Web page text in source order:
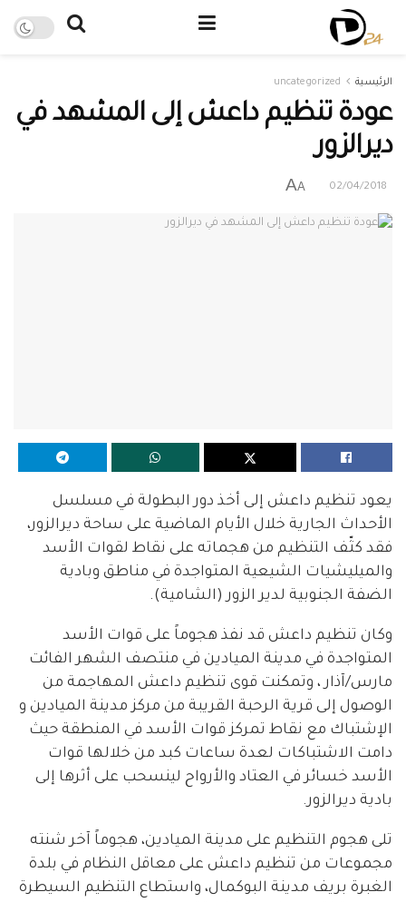
الرئيسية uncategorized
عودة تنظيم داعش إلى المشهد في
ديرالزور
02/04/2018
A
A
يعود تنظيم داعش إلى أخذ دور البطولة في مسلسل
الأحداث الجارية خلال الأيام الماضية على ساحة ديرالزور،
فقد كثّف التنظيم من هجماته على نقاط لقوات الأسد
والميليشيات الشيعية المتواجدة في مناطق وبادية
الضفة الجنوبية لدير الزور (الشامية).
وكان تنظيم داعش قد نفذ هجوماً على قوات الأسد
المتواجدة في مدينة الميادين في منتصف الشهر الفائت
مارس/آذار ، وتمكنت قوى تنظيم داعش المهاجمة من
الوصول إلى قرية الرحبة القريبة من مركز مدينة الميادين و
الإشتباك مع نقاط تمركز قوات الأسد في المنطقة حيث
دامت الاشتباكات لعدة ساعات كبد من خلالها قوات
الأسد خسائر في العتاد والأرواح لينسحب على أثرها إلى
بادية ديرالزور.
تلى هجوم التنظيم على مدينة الميادين، هجوماً آخر شنته
مجموعات من تنظيم داعش على معاقل النظام في بلدة
الغبرة بريف مدينة البوكمال، واستطاع التنظيم السيطرة